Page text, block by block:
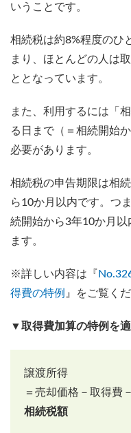
いうことです。
相続税は約8%程度のひ
まり、ほとんどの人は
ととなっています。
また、利用するには「
る日まで（＝相続開始
必要があります。
相続税の申告期限は相
ら10か月以内です。つ
続開始から3年10か月以
ます。
※詳しい内容は『
得費の特例 』をご覧くだ
▼取得費加算の特例を
譲渡所得
＝売却価格－取得費
相続税額